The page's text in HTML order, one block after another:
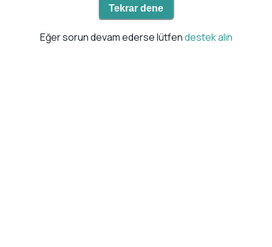
Tekrar dene
Eğer sorun devam ederse lütfendestek alın